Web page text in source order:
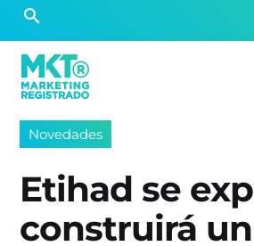
Novedades
Etihad se
construirá